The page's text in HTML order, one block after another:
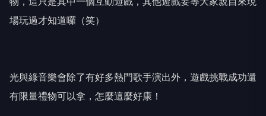
場玩過才知道囉（笑）
光與綠音樂會除了有好多熱門歌手演出外，遊戲挑戰成功還
有限量禮物可以拿，怎麼這麼好康 ！